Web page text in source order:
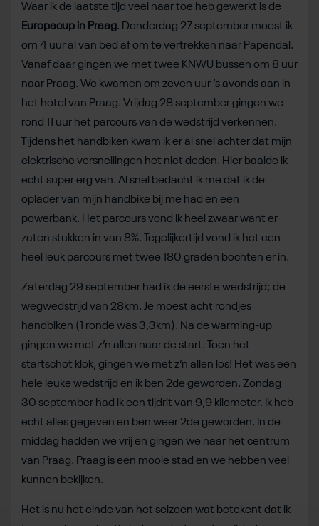
Waar ik de laatste tijd veel naar toe heb gewerkt is de
Europacup in Praag. Donderdag 27 september moest ik
om 4 uur al van bed af om te vertrekken naar Papendal.
Vanaf daar gingen we met twee KNWU bussen om 8 uur
naar Praag. We kwamen om zeven uur ’s avonds aan in
het hotel van Praag. Vrijdag 28 september gingen we
rond 11 uur het parcours van de wedstrijd verkennen.
Tijdens het handbiken kwam ik er al snel achter dat mijn
elektrische versnellingen het niet deden. Hier baalde ik
echt super erg van. Al snel bedacht ik me dat ik de
oplader van mijn handbike bij me had en een
powerbank. Het parcours vond ik heel zwaar want er
zaten stukken in van 8%. Tegelijkertijd vond ik het een
heel leuk parcours met twee 180 graden bochten er in.
Zaterdag 29 september had ik de eerste wedstrijd; de
wegwedstrijd van 28km. Je moest acht rondjes
handbiken (1 ronde was 3,3km). Na de warming-up
gingen we met z’n allen naar de start. Toen het
startschot klok, gingen we met z’n allen los! Het was een
hele leuke wedstrijd en ik ben 2de geworden. Zondag
30 september had ik een tijdrit van 9,9 kilometer. Ik heb
echt alles gegeven en ben weer 2de geworden. In de
middag hadden we vrij en gingen we naar het centrum
van Praag. Praag is een mooie stad en we hebben veel
kunnen bekijken.
Het is nu het einde van het seizoen wat betekent dat ik